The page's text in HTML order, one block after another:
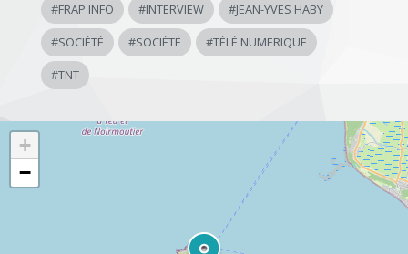
#FRAP INFO #INTERVIEW #JEAN-YVES HABY
#SOCIÉTÉ #SOCIÉTÉ #TÉLÉ NUMERIQUE
#TNT
+
−